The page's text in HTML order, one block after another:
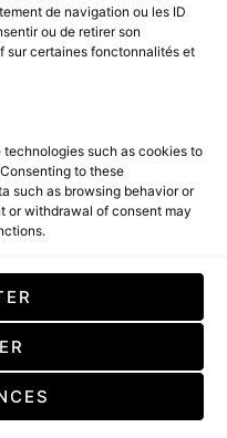
de navigation ou les ID
ou de retirer son
sur certaines fonctonnalités et
such as cookies to
to these
such as browsing behavior or
or withdrawal of consent may
35 MAGAZINES
Voyages Contact
le stockage des
By checking this box, you
to our terms of use